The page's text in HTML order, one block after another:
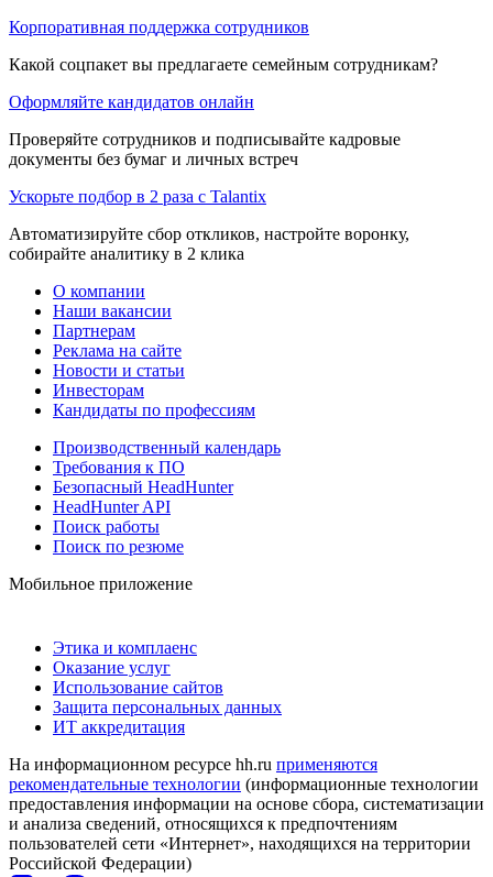
Корпоративная поддержка сотрудников
Какой соцпакет вы предлагаете семейным сотрудникам?
Оформляйте кандидатов онлайн
Проверяйте сотрудников и подписывайте кадровые
документы без бумаг и личных встреч
Ускорьте подбор в 2 раза с Talantix
Автоматизируйте сбор откликов, настройте воронку,
собирайте аналитику в 2 клика
О компании
Наши вакансии
Партнерам
Реклама на сайте
Новости и статьи
Инвесторам
Кандидаты по профессиям
Производственный календарь
Требования к ПО
Безопасный HeadHunter
HeadHunter API
Поиск работы
Поиск по резюме
Мобильное приложение
Этика и комплаенс
Оказание услуг
Использование сайтов
Защита персональных данных
ИТ аккредитация
На информационном ресурсе hh.ru применяются
рекомендательные технологии (информационные технологии
предоставления информации на основе сбора, систематизации
и анализа сведений, относящихся к предпочтениям
пользователей сети «Интернет», находящихся на территории
Российской Федерации)